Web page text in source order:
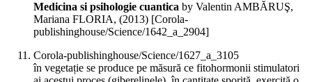
Medicina si psihologie cuantica by Valentin AMBĂRUŞ,
Mariana FLORIA, (2013) [Corola-
publishinghouse/Science/1642_a_2904]
Corola-publishinghouse/Science/1627_a_3105
în vegetație se produce pe măsură ce fitohormonii stimulatori